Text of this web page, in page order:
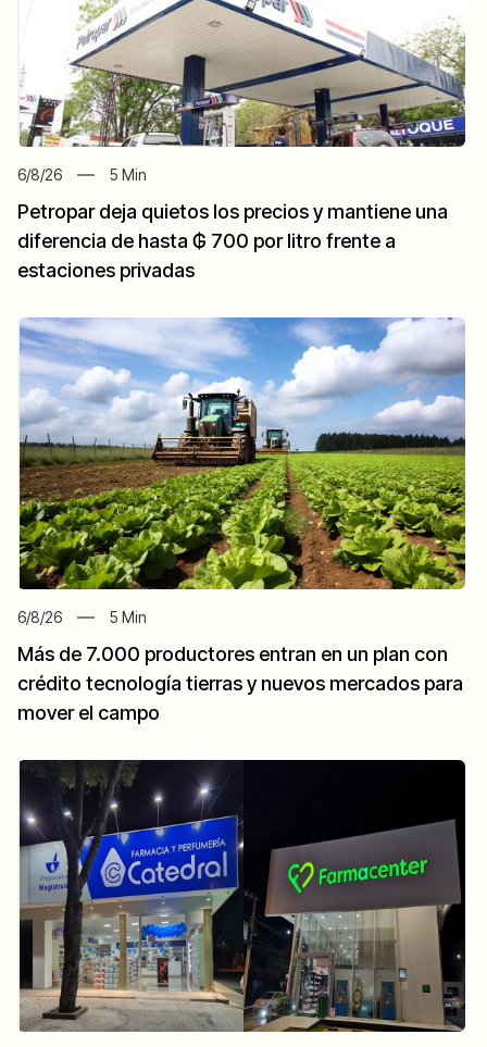
6/8/26 5 Min
Petropar deja quietos los precios y mantiene una
diferencia de hasta ₲ 700 por litro frente a
estaciones privadas
6/8/26 5 Min
Más de 7.000 productores entran en un plan con
crédito tecnología tierras y nuevos mercados para
mover el campo